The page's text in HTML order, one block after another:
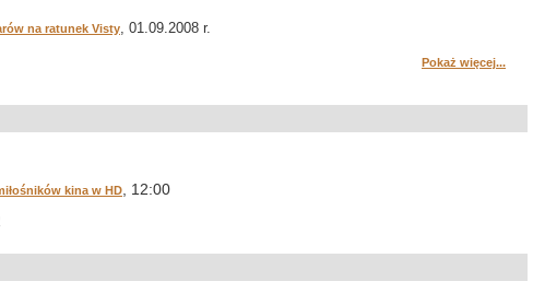
na ratunek Visty, 01.09.2008 r.
Pokaż więcej...
kina w HD , 12:00